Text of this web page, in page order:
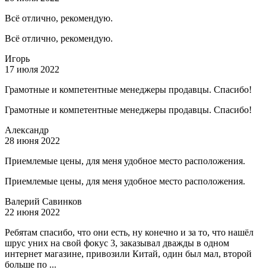
Всё отлично, рекомендую.
Всё отлично, рекомендую.
Игорь
17 июля 2022
Грамотные и компетентные менеджеры продавцы. Спасибо!
Грамотные и компетентные менеджеры продавцы. Спасибо!
Александр
28 июня 2022
Приемлемые цены, для меня удобное место расположения.
Приемлемые цены, для меня удобное место расположения.
Валерий Савинков
22 июня 2022
Ребятам спасибо, что они есть, ну конечно и за то, что нашёл
шрус уних на свой фокус 3, заказывал дважды в одном
интернет магазине, привозили Китай, один был мал, второй
больше по ...